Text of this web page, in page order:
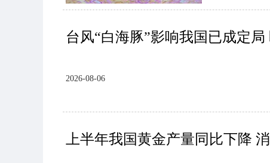
台风“白海豚”影响我国已成定
2026-08-06
上半年我国黄金产量同比下降